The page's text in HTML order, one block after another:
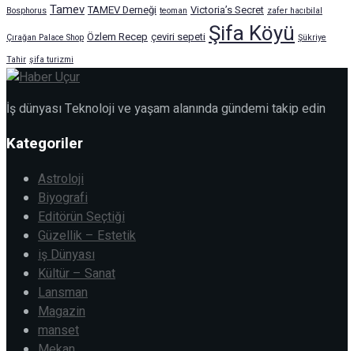
Bosphorus Tamev TAMEV Derneği teoman Victoria’s Secret zafer hacıbilal
Çırağan Palace Shop Özlem Recep çeviri sepeti Şifa Köyü Şükriye
Tahir şifa turizmi
İş dünyası Teknoloji ve yaşam alanında gündemi takip edin
Kategoriler
Astroloji
Biyografi
Editörün Seçtiği
Güzellik – Estetik
iş Dünyası
Kültür – Sanat
Lansman
Magazin
manset